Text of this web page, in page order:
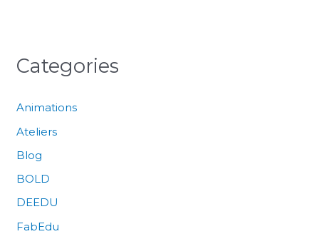
Categories
Animations
Ateliers
Blog
BOLD
DEEDU
FabEdu